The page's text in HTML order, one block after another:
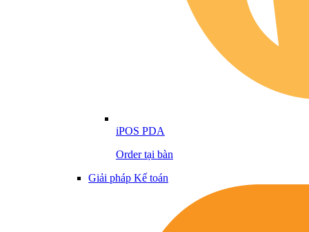
iPOS PDA
Order tại bàn
Giải pháp Kế toán